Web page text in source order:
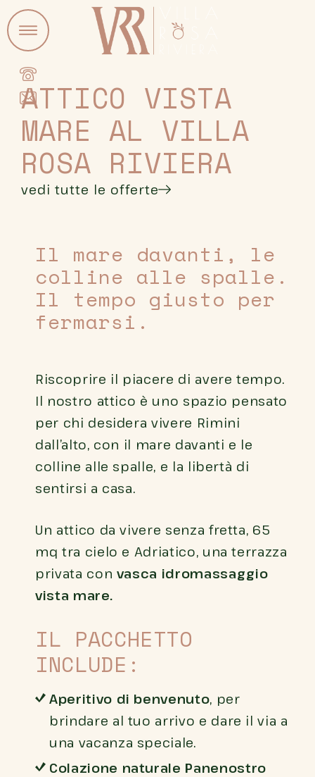
ATTICO VISTA
MARE AL VILLA
ROSA RIVIERA
vedi tutte le offerte
Il mare davanti, le
colline alle spalle.
Il tempo giusto per
fermarsi.
Riscoprire il piacere di avere tempo.
Il nostro attico è uno spazio pensato
per chi desidera vivere Rimini
dall’alto, con il mare davanti e le
colline alle spalle, e la libertà di
sentirsi a casa.
Un attico da vivere senza fretta, 65
mq tra cielo e Adriatico, una terrazza
privata con vasca idromassaggio
vista mare.
IL PACCHETTO
INCLUDE:
Aperitivo di benvenuto, per
brindare al tuo arrivo e dare il via a
una vacanza speciale.
Colazione naturale Panenostro